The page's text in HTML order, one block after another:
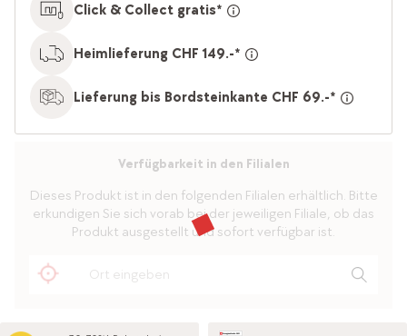
Click & Collect gratis*
Heimlieferung CHF 149.-*
Lieferung bis Bordsteinkante CHF 69.-*
Verfügbarkeit in den Filialen
Dieses Produkt ist in den folgenden Filialen erhältlich. Bitte
erkundigen Sie sich vorab bei der jeweiligen Filiale, ob das
Produkt ausgestellt und sofort verfügbar ist.